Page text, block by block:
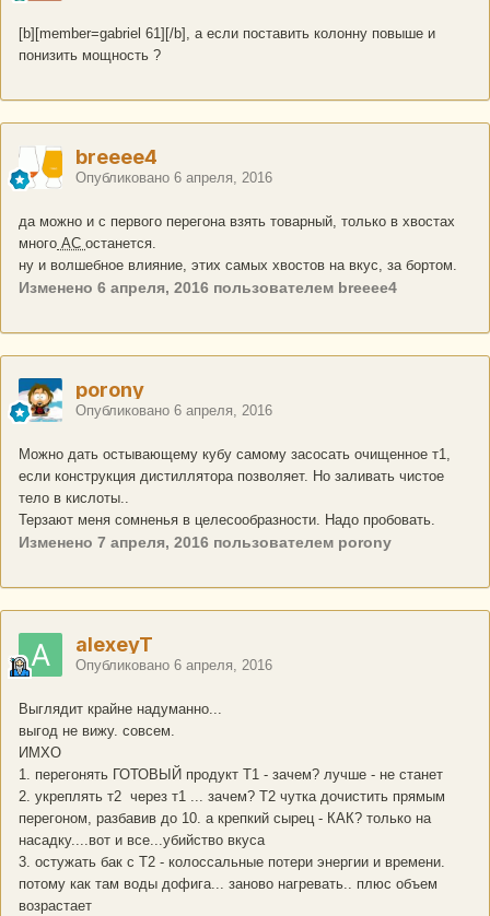
[b][member=gabriel 61][/b], а если поставить колонну повыше и
понизить мощность ?
breeee4
Опубликовано 6 апреля, 2016
да можно и с первого перегона взять товарный, только в хвостах
много АС останется.
ну и волшебное влияние, этих самых хвостов на вкус, за бортом.
Изменено 6 апреля, 2016 пользователем breeee4
porony
Опубликовано 6 апреля, 2016
Можно дать остывающему кубу самому засосать очищенное т1,
если конструкция дистиллятора позволяет. Но заливать чистое
тело в кислоты..
Терзают меня сомненья в целесообразности. Надо пробовать.
Изменено 7 апреля, 2016 пользователем porony
alexeyT
Опубликовано 6 апреля, 2016
Выглядит крайне надуманно...
выгод не вижу. совсем.
ИМХО
1. перегонять ГОТОВЫЙ продукт Т1 - зачем? лучше - не станет
2. укреплять т2 через т1 ... зачем? Т2 чутка дочистить прямым
перегоном, разбавив до 10. а крепкий сырец - КАК? только на
насадку....вот и все...убийство вкуса
3. остужать бак с Т2 - колоссальные потери энергии и времени.
потому как там воды дофига... заново нагревать.. плюс объем
возрастает